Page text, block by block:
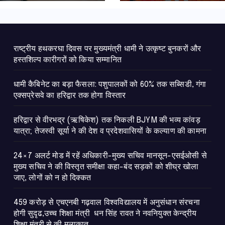
कल्याण की कामना
राष्ट्रीय हथकरघा दिवस पर मुख्यमंत्री धामी ने उत्कृष्ट बुनकरों और
हस्तशिल्प कारीगरों को किया सम्मानित
​धामी कैबिनेट का बड़ा फैसला: पशुपालकों को 60% तक सब्सिडी, गंगा
एक्सप्रेसवे का हरिद्वार तक होगा विस्तार
​हरिद्वार से वीरभद्र (ऋषिकेश) तक निकली BJYM की भव्य कांवड़
यात्रा; तेजस्वी सूर्या ने की देश व प्रदेशवासियों के कल्याण की कामना
24×7 अलर्ट मोड में रहें अधिकारी-मुख्य सचिव मानसून-एसईओसी से
मुख्य सचिव ने की विस्तृत समीक्षा कहा-बंद सड़कों को शीघ्र खोला
जाए, लोगों को न हो दिक्कत
459 करोड़ से एचएनबी गढ़वाल विश्वविद्यालय में अनुसंधान संरचना
होगी सुदृढ,उच्च शिक्षा मंत्री धन सिंह रावत ने नवनियुक्त केन्द्रीय